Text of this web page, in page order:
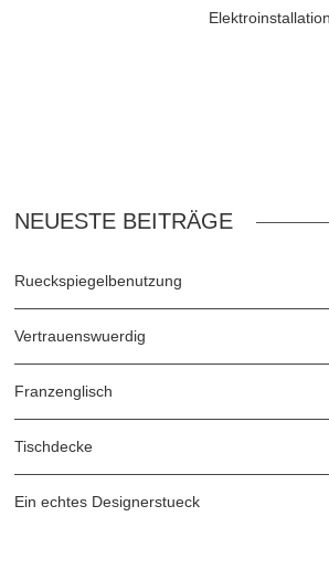
NEUESTE BEITRÄGE
Rueckspiegelbenutzung
Vertrauenswuerdig
Franzenglisch
Tischdecke
Ein echtes Designerstueck